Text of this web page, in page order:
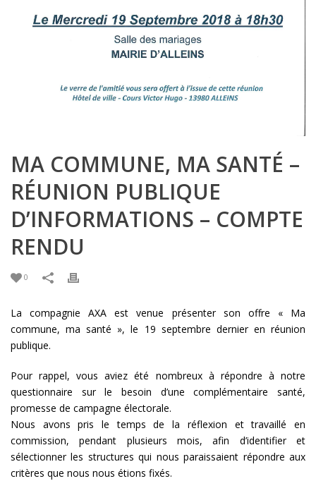
MA COMMUNE, MA SANTÉ –
RÉUNION PUBLIQUE
D’INFORMATIONS – COMPTE
RENDU
0
La compagnie AXA est venue présenter son offre « Ma
commune, ma santé », le 19 septembre dernier en réunion
publique.
Pour rappel, vous aviez été nombreux à répondre à notre
questionnaire sur le besoin d’une complémentaire santé,
promesse de campagne électorale.
Nous avons pris le temps de la réflexion et travaillé en
commission, pendant plusieurs mois, afin d’identifier et
sélectionner les structures qui nous paraissaient répondre aux
critères que nous nous étions fixés.